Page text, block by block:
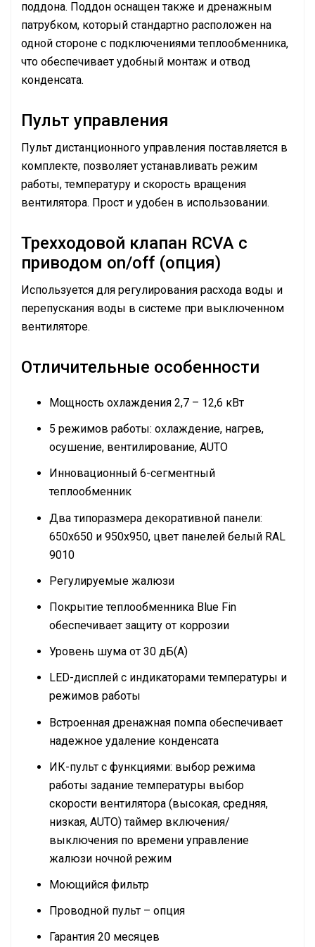
поддона. Поддон оснащен также и дренажным
патрубком, который стандартно расположен на
одной стороне с подключениями теплообменника,
что обеспечивает удобный монтаж и отвод
конденсата.
Пульт управления
Пульт дистанционного управления поставляется в
комплекте, позволяет устанавливать режим
работы, температуру и скорость вращения
вентилятора. Прост и удобен в использовании.
Трехходовой клапан RCVA с
приводом on/off (опция)
Используется для регулирования расхода воды и
перепускания воды в системе при выключенном
вентиляторе.
Отличительные особенности
Мощность охлаждения 2,7 – 12,6 кВт
5 режимов работы: охлаждение, нагрев,
осушение, вентилирование, AUTO
Инновационный 6-сегментный
теплообменник
Два типоразмера декоративной панели:
650х650 и 950х950, цвет панелей белый RAL
9010
Регулируемые жалюзи
Покрытие теплообменника Blue Fin
обеспечивает защиту от коррозии
Уровень шума от 30 дБ(А)
LED-дисплей с индикаторами температуры и
режимов работы
Встроенная дренажная помпа обеспечивает
надежное удаление конденсата
ИК-пульт с функциями: выбор режима
работы задание температуры выбор
скорости вентилятора (высокая, средняя,
низкая, AUTO) таймер включения/
выключения по времени управление
жалюзи ночной режим
Моющийся фильтр
Проводной пульт – опция
Гарантия 20 месяцев